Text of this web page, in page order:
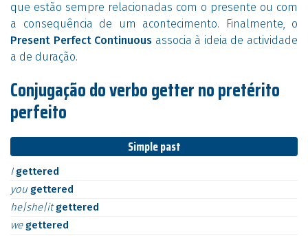
que estão sempre relacionadas com o presente ou com
a consequência de um acontecimento. Finalmente, o
Present Perfect Continuous associa à ideia de actividade
a de duração.
Conjugação do verbo getter no pretérito
perfeito
Simple past
I gettered
you gettered
he|she|itgettered
we gettered